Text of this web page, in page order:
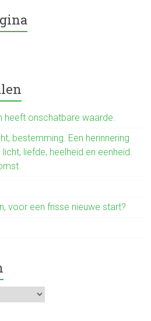
heeft onschatbare waarde.
bestemming. Een herinnering
licht, liefde, heelheid en eenheid.
voor een frisse nieuwe start?